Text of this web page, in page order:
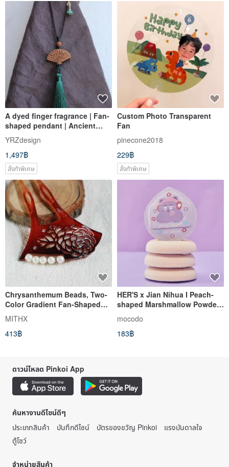
A dyed finger fragrance | Fan-
shaped pendant | Ancient
natural fragrance | Healthy
fragrance
YRZdesign
1,497฿
สั่งทำพิเศษ
Custom Photo Transparent
Fan
pinecone2018
229฿
สั่งทำพิเศษ
Chrysanthemum Beads, Two-
Color Gradient Fan-Shaped
Hairpin, Hairpin-Red
MITHX
413฿
HER'S x Jian Nihua I Peach-
shaped Marshmallow Powder
mocodo
183฿
ดาวน์โหลด Pinkoi App
ค้นหางานดีไซน์ดีๆ
ประเภทสินค้า
บันทึกดีไซน์ บัตรของขวัญ Pinkoi
แรงบันดาลใจ
ตู้โชว์
จำหน่ายสินค้า